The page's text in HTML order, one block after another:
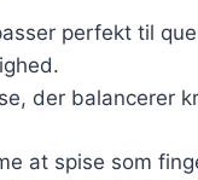
perfekt til
der balancerer
at spise som